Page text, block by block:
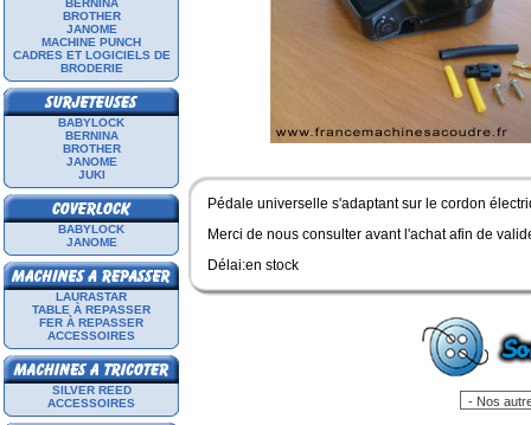
BERNINA
BROTHER
JANOME
MACHINE PUNCH
CADRES ET LOGICIELS DE
BRODERIE
BABYLOCK
BERNINA
BROTHER
JANOME
JUKI
BABYLOCK
JANOME
LAURASTAR
TABLE À REPASSER
FER À REPASSER
ACCESSOIRES
SILVER REED
ACCESSOIRES
Pédale universelle s'adaptant sur le cordon
Merci de nous consulter avant l'achat afin de
Délai:en stock